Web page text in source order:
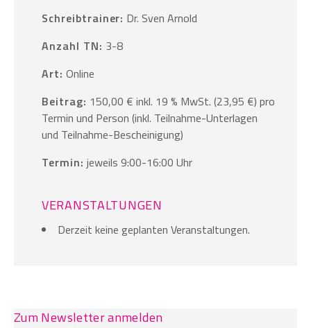
Schreibtrainer: Dr. Sven Arnold
Anzahl TN: 3-8
Art: Online
Beitrag: 150,00 € inkl. 19 % MwSt. (23,95 €) pro
Termin und Person (inkl. Teilnahme-Unterlagen
und Teilnahme-Bescheinigung)
Termin: jeweils 9:00-16:00 Uhr
VERANSTALTUNGEN
Derzeit keine geplanten Veranstaltungen.
Zum Newsletter anmelden